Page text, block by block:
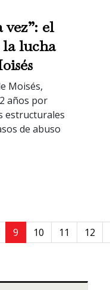
el
lucha
Moisés,
años por
estructurales
de abuso
9 10 11 12